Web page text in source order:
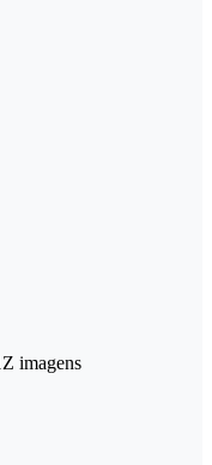
imagens